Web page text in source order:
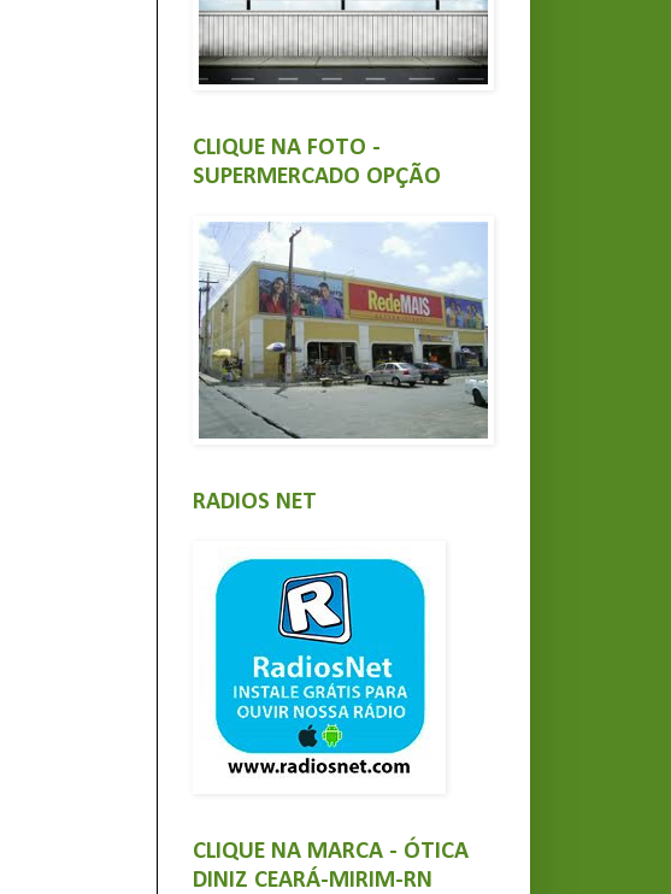
CLIQUE NA FOTO -
SUPERMERCADO OPÇÃO
RADIOS NET
CLIQUE NA MARCA - ÓTICA
DINIZ CEARÁ-MIRIM-RN